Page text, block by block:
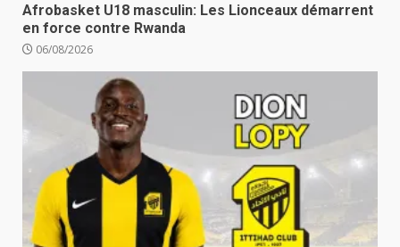
Afrobasket U18 masculin: Les Lionceaux démarrent
en force contre Rwanda
06/08/2026